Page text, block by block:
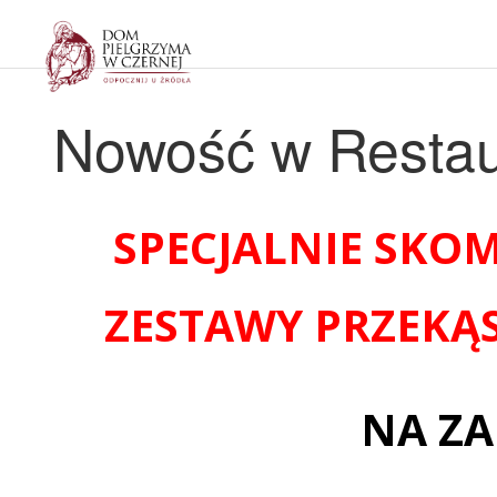
Dom Pielgrzyma w Czernej
Nowość w
SPECJALNIE
ZESTAWY
NA